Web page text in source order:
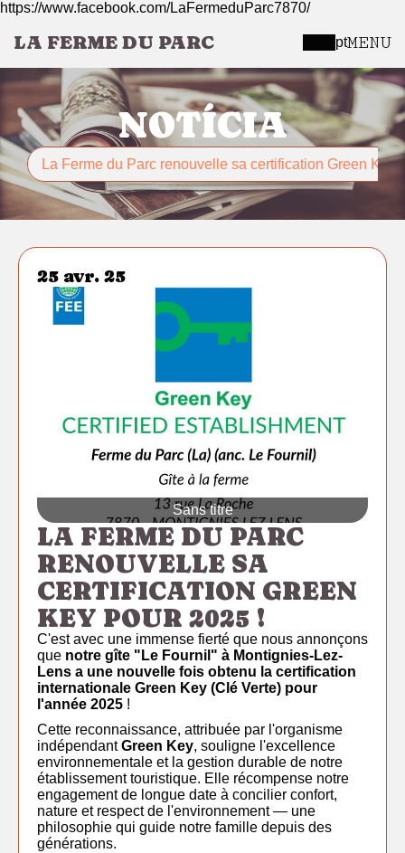
https://www.facebook.com/LaFermeduParc7870/
LA FERME DU PARC ptMENU
NOTÍCIA
La Ferme du Parc renouvelle sa certification Green Key
25 avr. 25
Sans titre
LA FERME DU PARC
RENOUVELLE SA
CERTIFICATION GREEN
KEY POUR 2025 !
C'est avec une immense fierté que nous annonçons
que notre gîte "Le Fournil" à Montignies-Lez-
Lens a une nouvelle fois obtenu la certification
internationale Green Key (Clé Verte) pour
l'année 2025 !
Cette reconnaissance, attribuée par l'organisme
indépendantGreen Key, souligne l'excellence
environnementale et la gestion durable de notre
établissement touristique. Elle récompense notre
engagement de longue date à concilier confort,
nature et respect de l'environnement — une
philosophie qui guide notre famille depuis des
générations.